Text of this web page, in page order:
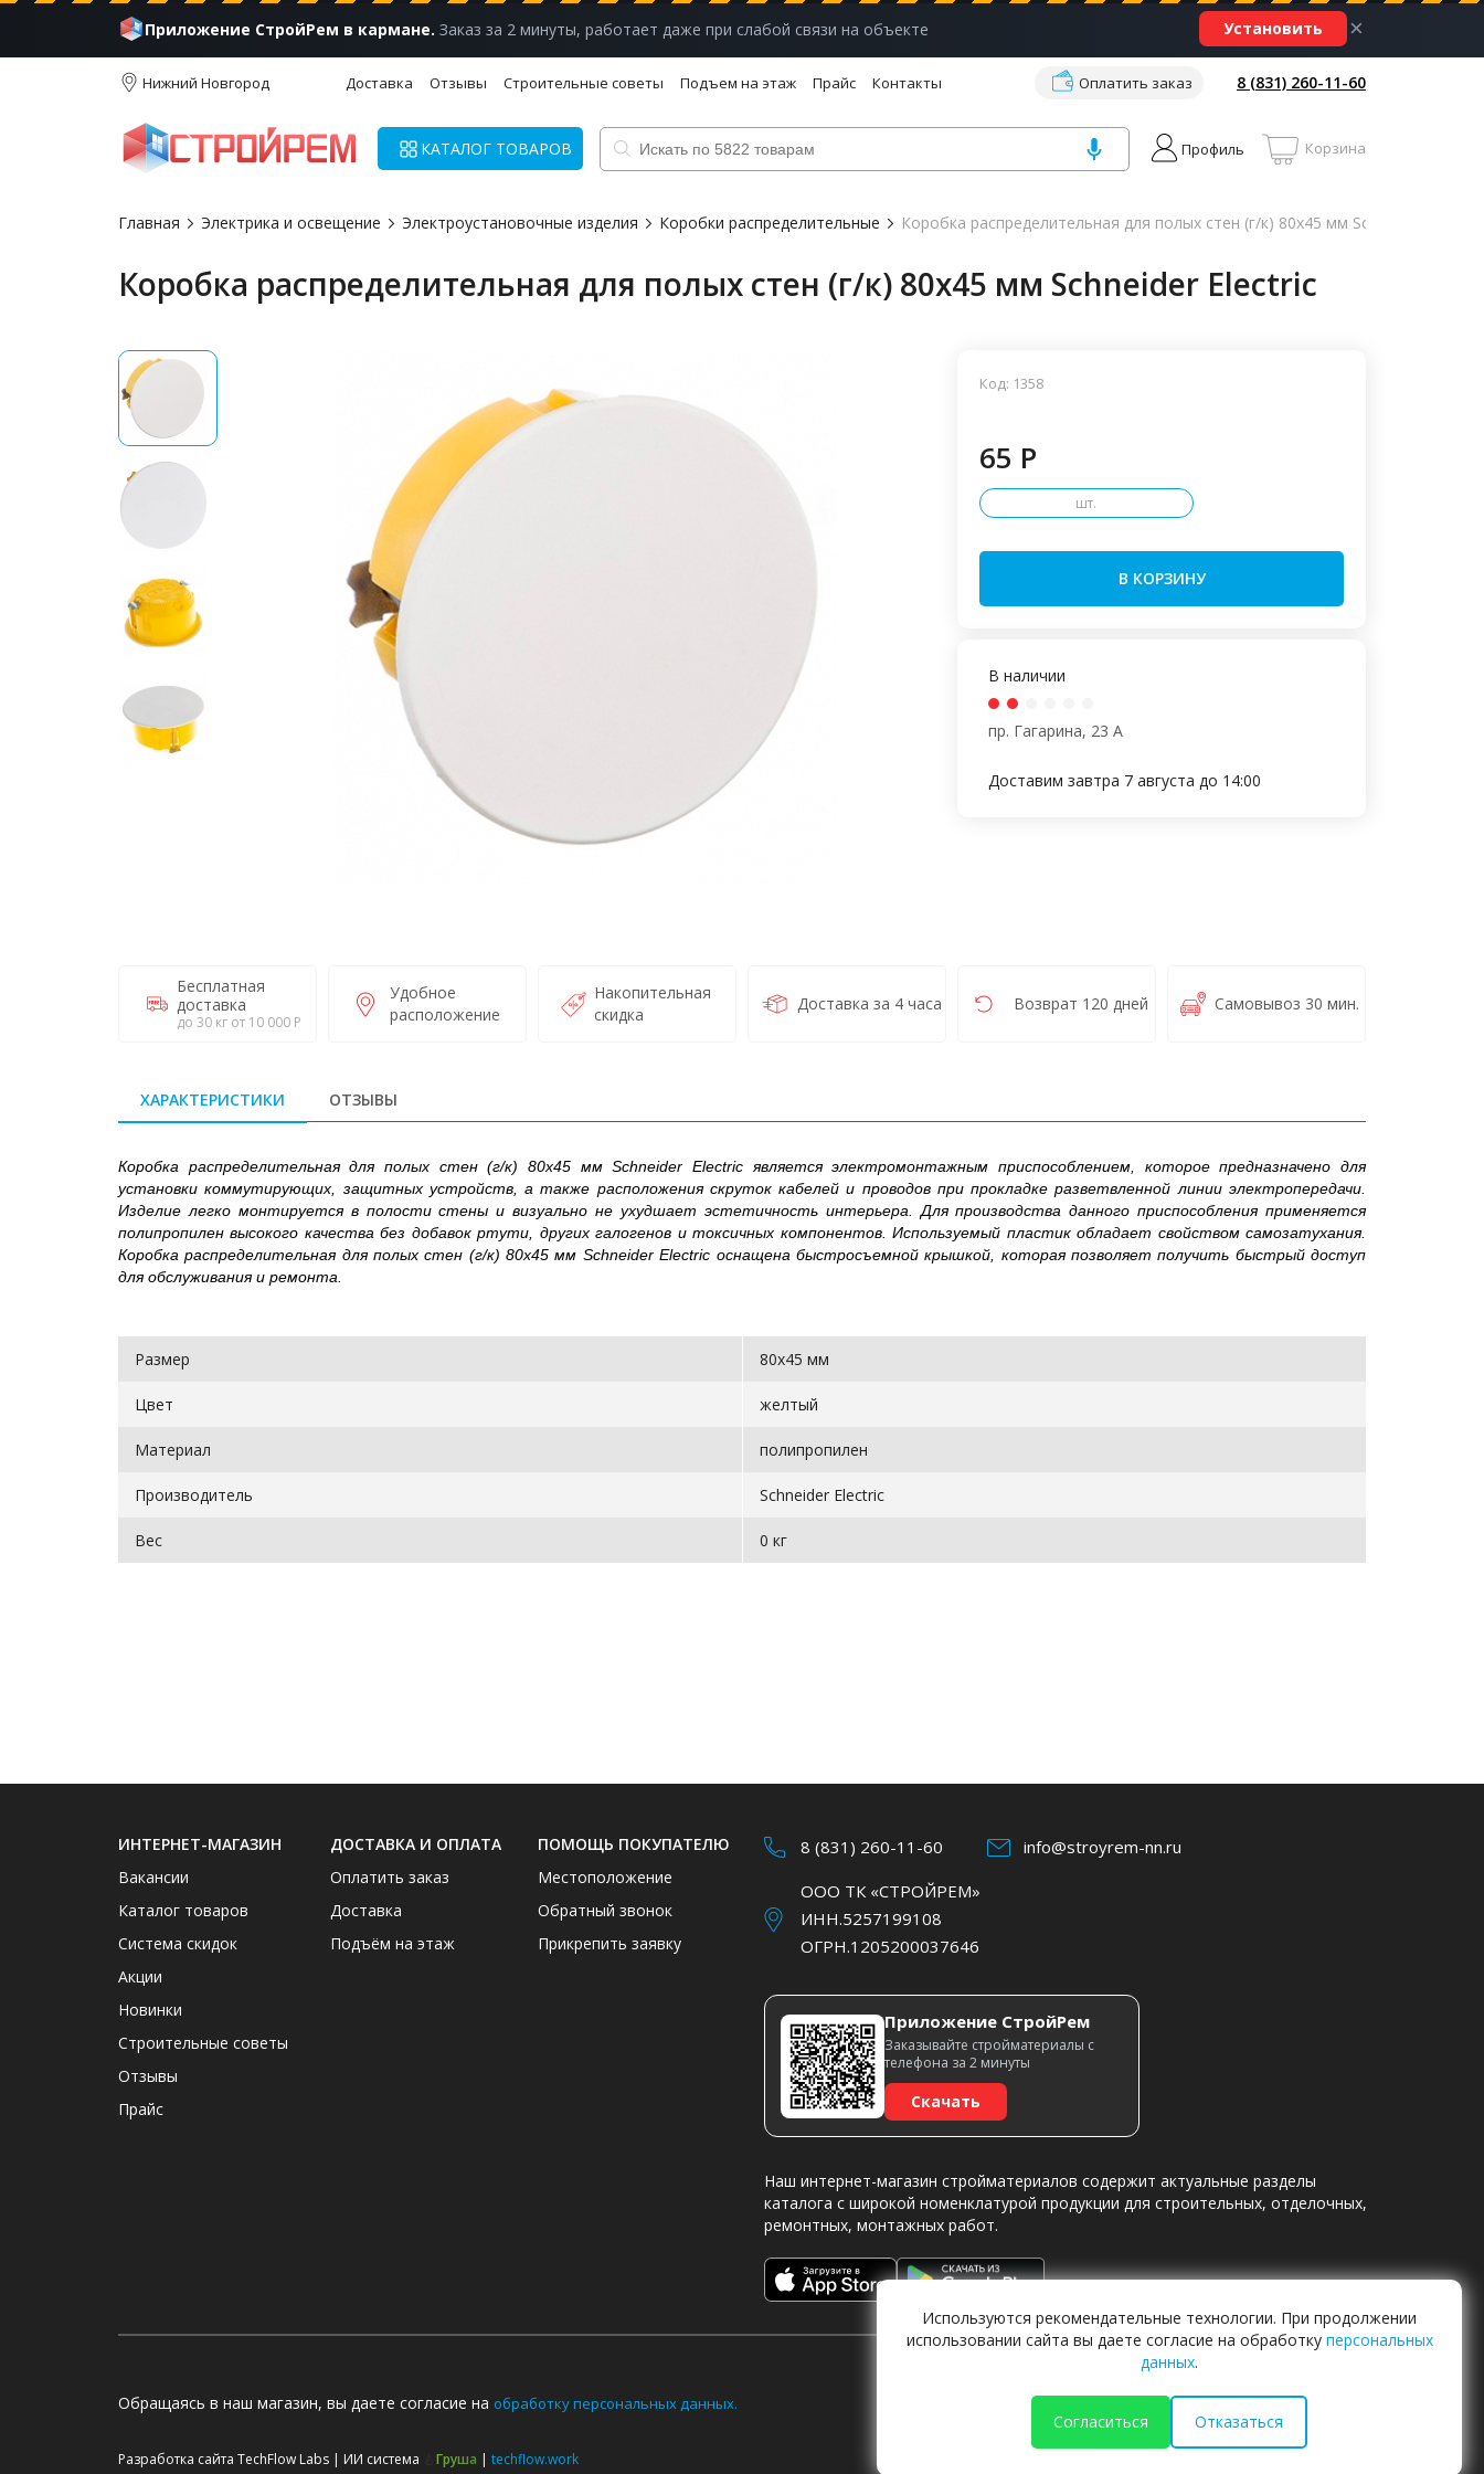
Приложение СтройРем в кармане. Заказ за 2 минуты, работает даже при слабой связи на объекте Установить ×
Нижний Новгород Доставка Отзывы Строительные советы Подъем на этаж Прайс Контакты Оплатить заказ 8 (831) 260-11-60
КАТАЛОГ ТОВАРОВ Профиль Корзина
Главная Электрика и освещение Электроустановочные изделия Коробки распределительные Коробка распределительная для полых стен (г/к) 80х45 мм Schneider Electric
Коробка распределительная для полых стен (г/к) 80х45 мм Schneider Electric
Код: 1358
65 P
шт.
В КОРЗИНУ
В наличии
пр. Гагарина, 23 А
Доставим завтра 7 августа до 14:00
Бесплатная
доставка
до 30 кг от 10 000 Р
Удобное
расположение
Накопительная
скидка
Доставка за 4 часа Возврат 120 дней Самовывоз 30 мин.
ХАРАКТЕРИСТИКИ ОТЗЫВЫ
Коробка распределительная для полых стен (г/к) 80х45 мм Schneider Electric является электромонтажным приспособлением, которое предназначено для
установки коммутирующих, защитных устройств, а также расположения скруток кабелей и проводов при прокладке разветвленной линии электропередачи.
Изделие легко монтируется в полости стены и визуально не ухудшает эстетичность интерьера. Для производства данного приспособления применяется
полипропилен высокого качества без добавок ртути, других галогенов и токсичных компонентов. Используемый пластик обладает свойством самозатухания.
Коробка распределительная для полых стен (г/к) 80х45 мм Schneider Electric оснащена быстросъемной крышкой, которая позволяет получить быстрый доступ
для обслуживания и ремонта.
Размер 80х45 мм
Цвет желтый
Материал полипропилен
Производитель Schneider Electric
Вес 0 кг
ИНТЕРНЕТ-МАГАЗИН
Вакансии
Каталог товаров
Система скидок
Акции
Новинки
Строительные советы
Отзывы
Прайс
ДОСТАВКА И ОПЛАТА
Оплатить заказ
Доставка
Подъём на этаж
ПОМОЩЬ ПОКУПАТЕЛЮ
Местоположение
Обратный звонок
Прикрепить заявку
8 (831) 260-11-60
info@stroyrem-nn.ru
ООО ТК «СТРОЙРЕМ»
ИНН.5257199108
ОГРН.1205200037646
Приложение СтройРем
Заказывайте стройматериалы с
телефона за 2 минуты
Скачать
Наш интернет-магазин стройматериалов содержит актуальные разделы
каталога с широкой номенклатурой продукции для строительных, отделочных,
ремонтных, монтажных работ.
Обращаясь в наш магазин, вы даете согласие на обработку персональных данных.
Разработка сайта TechFlow Labs | ИИ система Груша | techflow.work
Используются рекомендательные технологии. При продолжении
использовании сайта вы даете согласие на обработку персональных
данных.
Согласиться Отказаться